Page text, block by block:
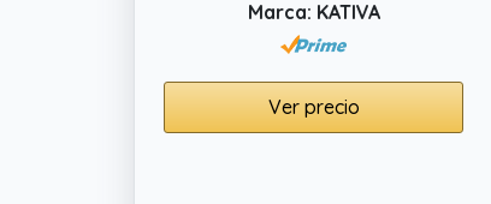
Marca: KATIVA
Ver precio